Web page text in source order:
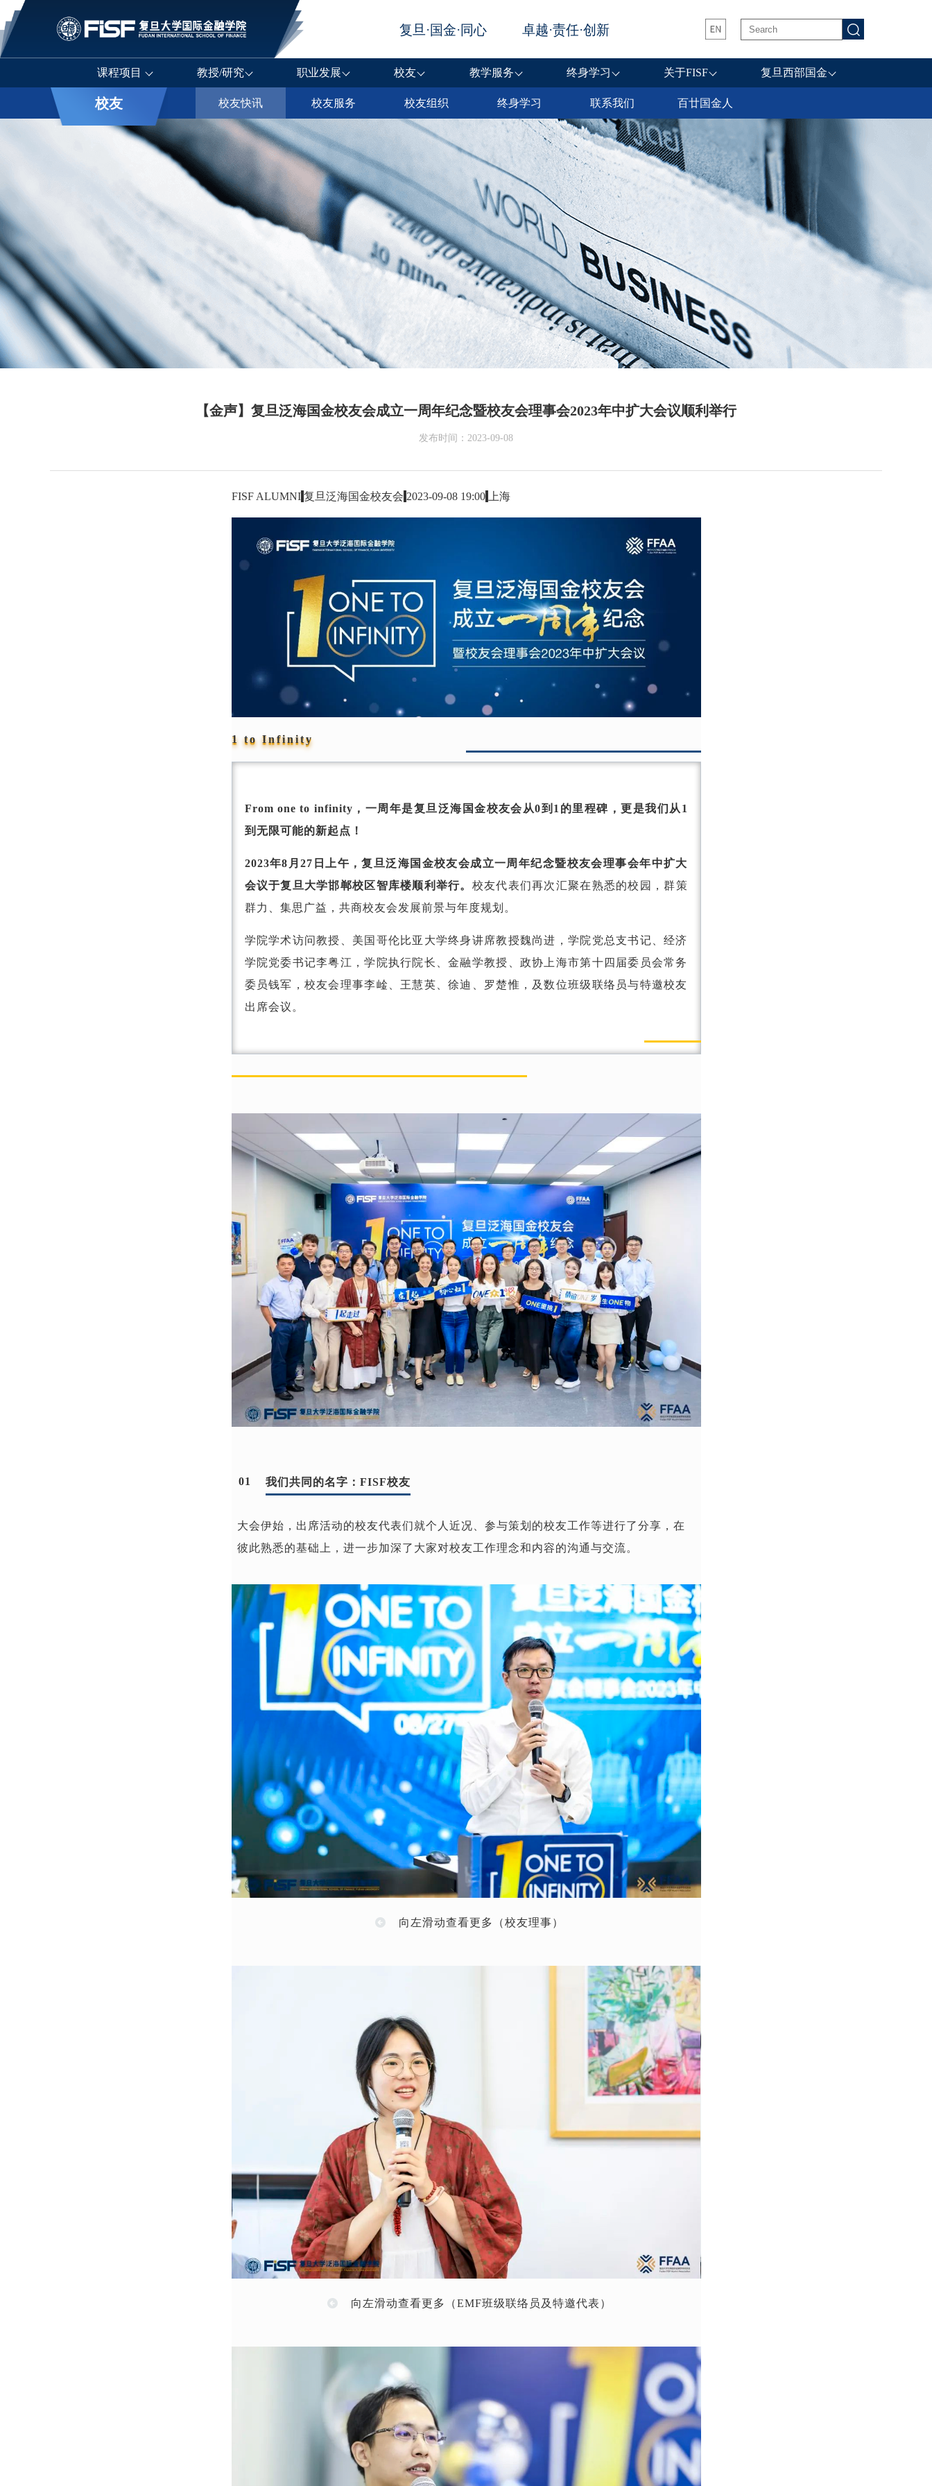
课程项目 教授/研究 职业发展 校友 教学服务 终身学习 关于FISF 复旦西部国金
校友 校友快讯 校友服务 校友组织 终身学习 联系我们 百廿国金人
【金声】复旦泛海国金校友会成立一周年纪念暨校友会理事会2023年中扩大会议顺利举行
发布时间：2023-09-08
FISF ALUMNI 复旦泛海国金校友会 2023-09-08 19:00 上海
1 to Infinity
From one to infinity，一周年是复旦泛海国金校友会从0到1的里程碑，更是我们从1
到无限可能的新起点！
2023年8月27日上午，复旦泛海国金校友会成立一周年纪念暨校友会理事会年中扩大
会议于复旦大学邯郸校区智库楼顺利举行。 校友代表们再次汇聚在熟悉的校园，群策
群力、集思广益，共商校友会发展前景与年度规划。
学院学术访问教授、美国哥伦比亚大学终身讲席教授魏尚进，学院党总支书记、经济
学院党委书记李粤江，学院执行院长、金融学教授、政协上海市第十四届委员会常务
委员钱军，校友会理事李崯、王慧英、徐迪、罗楚惟，及数位班级联络员与特邀校友
出席会议。
01 我们共同的名字：FISF校友
大会伊始，出席活动的校友代表们就个人近况、参与策划的校友工作等进行了分享，在
彼此熟悉的基础上，进一步加深了大家对校友工作理念和内容的沟通与交流。
向左滑动查看更多（校友理事）
向左滑动查看更多（EMF班级联络员及特邀代表）